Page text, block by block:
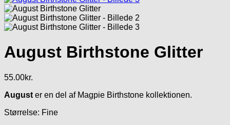
August Birthstone Glitter
55.00kr.
August er en del af Magpie Birthstone kollektionen.
Størrelse: Fine